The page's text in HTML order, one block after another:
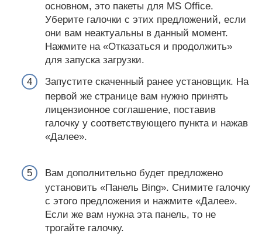
основном, это пакеты для MS Office.
Уберите галочки с этих предложений, если
они вам неактуальны в данный момент.
Нажмите на «Отказаться и продолжить»
для запуска загрузки.
Запустите скаченный ранее установщик. На
первой же странице вам нужно принять
лицензионное соглашение, поставив
галочку у соответствующего пункта и нажав
«Далее».
Вам дополнительно будет предложено
установить «Панель Bing». Снимите галочку
с этого предложения и нажмите «Далее».
Если же вам нужна эта панель, то не
трогайте галочку.